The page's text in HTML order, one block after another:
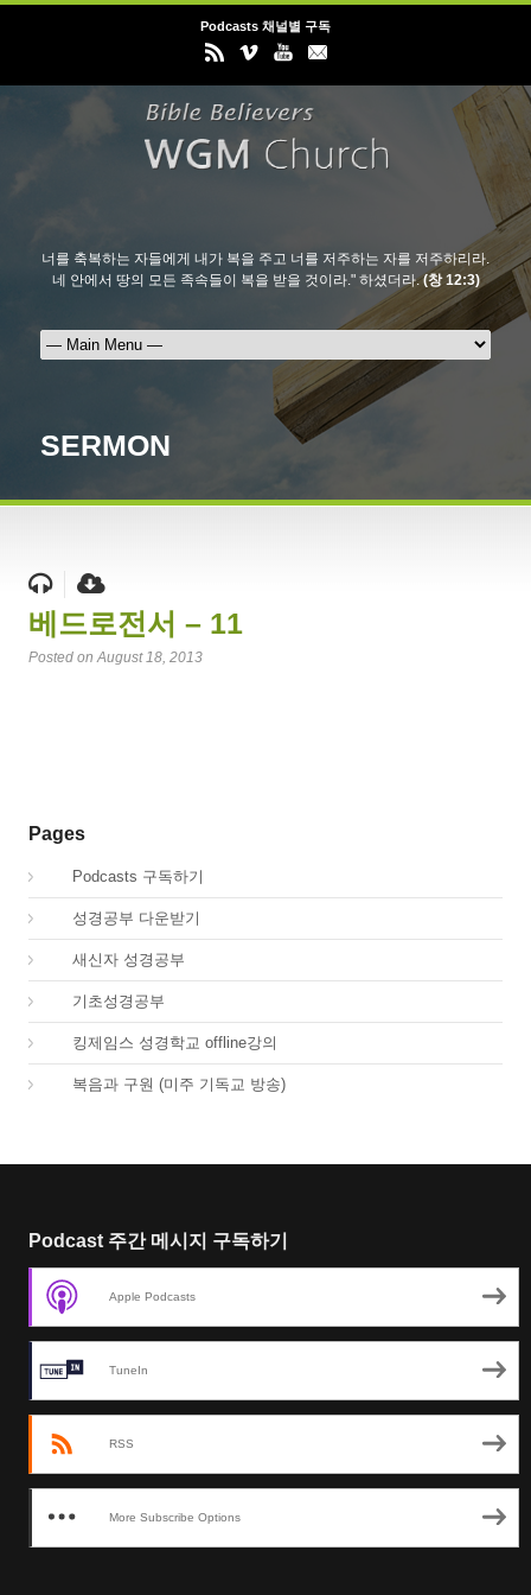
Podcasts 채널별 구독
너를 축복하는 자들에게 내가 복을 주고 너를 저주하는 자를 저주하리라.
네 안에서 땅의 모든 족속들이 복을 받을 것이라." 하셨더라.(창 12:3)
SERMON
베드로전서 – 11
Posted on August 18, 2013
Pages
Podcasts 구독하기
성경공부 다운받기
새신자 성경공부
기초성경공부
킹제임스 성경학교 offline강의
복음과 구원 (미주 기독교 방송)
Podcast 주간 메시지 구독하기
Apple Podcasts
TuneIn
RSS
More Subscribe Options